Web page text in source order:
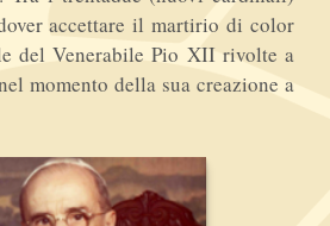
accettare il martirio di color
del Venerabile Pio XII rivolte a
momento della sua creazione a